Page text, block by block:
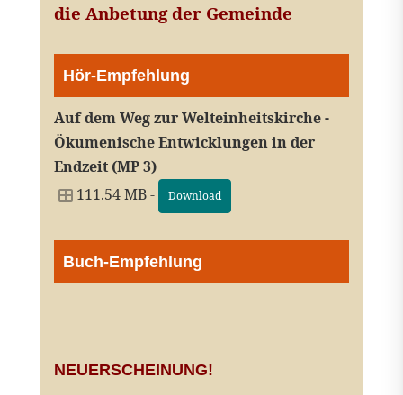
die Anbetung der Gemeinde
Hör-Empfehlung
Auf dem Weg zur Welteinheitskirche -
Ökumenische Entwicklungen in der
Endzeit (MP 3)
111.54 MB -
Download
Buch-Empfehlung
NEUERSCHEINUNG!